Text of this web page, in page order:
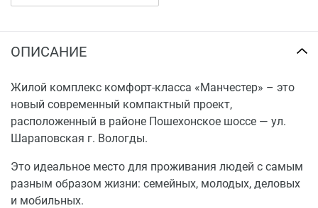
показателях.
«Манчестер» обеспечат современные инженерные
Все это гарантирует безупречный комфорт
проживания, долговечность и эффективность
эксплуатации.
Фасады дома отличаются лаконичностью форм, в
оформлении используются сдержанные контрастные
тона. Все это делает комплекс привлекательным с
ОПИСАНИЕ
Жилой комплекс комфорт-класса «Манчестер» – это
новый современный компактный проект,
расположенный в районе Пошехонское шоссе — ул.
Шараповская г. Вологды.
Это идеальное место для проживания людей с самым
разным образом жизни: семейных, молодых, деловых
и мобильных.